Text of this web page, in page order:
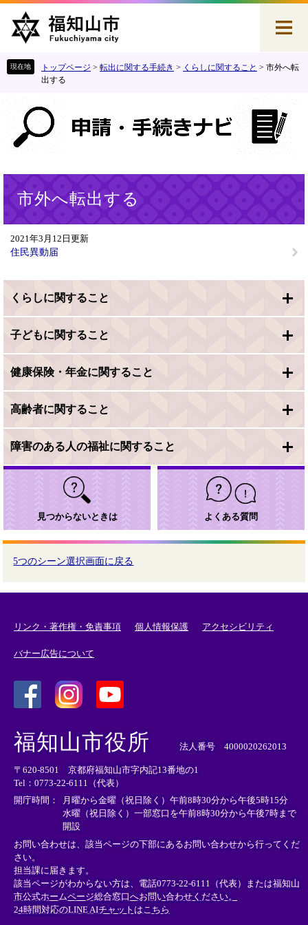
す
。
し
て
文
トップページ > 転出に関する手続き > くらしに関すること > 市外へ転
出する
市外へ転出する
2021年3月12日更新
住民異動届
くらしに関すること
子どもに関すること
健康保険・年金に関すること
高齢者に関すること
障害のある人の福祉に関すること
見つからないときは よくある質問
5つのシーン選択画面に戻る
リンク・著作権・免責事項 個人情報保護 アクセシビリティ
バナー広告について
外
部
リ
ン
ク
＞
外
リ
ン
ク
＞
外
部
ン
ク
＞
福知山市役所 法人番号 4000020262013
〒620-8501 京都府福知山市字内記13番地の1
Tel：0773-22-6111（代表）
開庁時間：
月曜から金曜（祝日除く）午前8時30分から午後5時15分
水曜（祝日除く）一部窓口を午前8時30分から午後7時まで
開設
お問い合わせは、該当ページの下部にあるお問い合わせから行ってくだ
さい。
担当課に届きます。
該当ページがわからない方は、電話0773-22-6111（代表）または福知山
市公式ホームページ総合窓口へお問い合わせください。
24時間対応のLINE AIチャットはこちら